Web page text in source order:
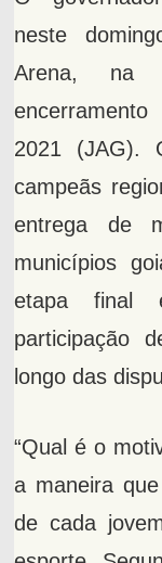
neste
Arena, na
2021 (JAG).
campeãs
entrega de
municípios
etapa final
participação
longo das
“Qual é o
a maneira
de cada